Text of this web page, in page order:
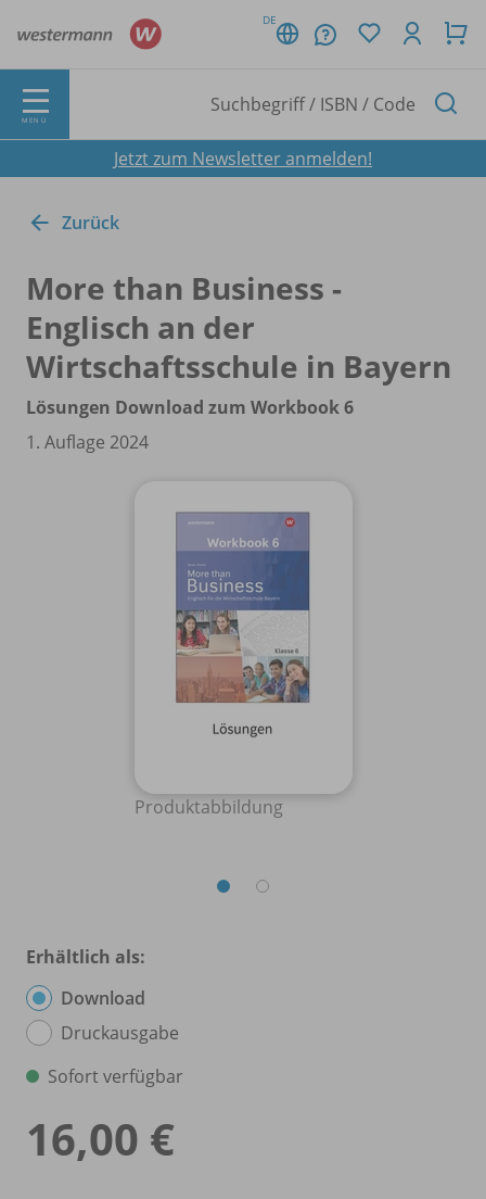
DE
MENÜ
Jetzt zum Newsletter anmelden!
Zurück
More than Business -
Englisch an der
Wirtschaftsschule in Bayern
Lösungen Download zum Workbook 6
1. Auflage 2024
Produktabbildung
Erhältlich als:
Download
Druckausgabe
Sofort verfügbar
16,00 €